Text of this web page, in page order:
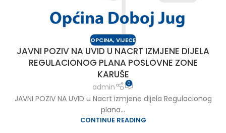
OPCINA,VIJECE
JAVNI POZIV NA UVID U NACRT IZMJENE DIJELA
REGULACIONOG PLANA POSLOVNE ZONE
KARUŠE
admin 0
JAVNI POZIV NA UVID u Nacrt izmjene dijela Regulacionog
plana...
CONTINUE READING